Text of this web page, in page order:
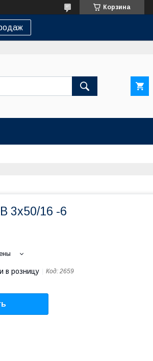
Корзина
3х50/16 -6
в розницу Код: 2659